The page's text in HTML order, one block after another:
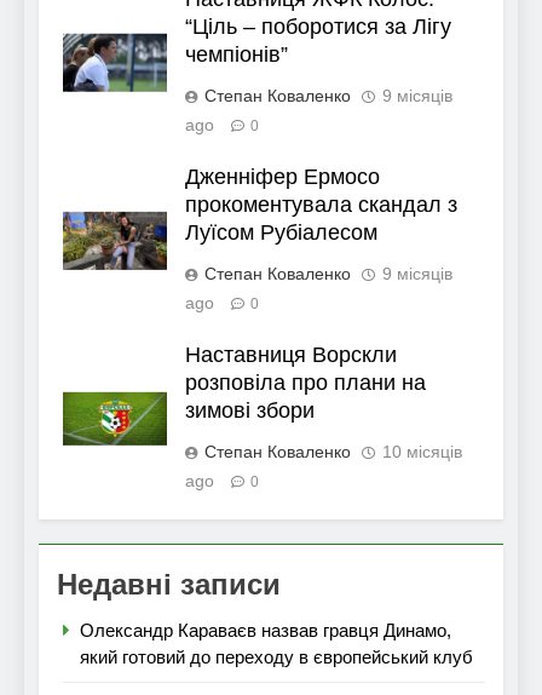
“Ціль – поборотися за Лігу
чемпіонів”
Степан Коваленко
9 місяців
ago
0
Дженніфер Ермосо
прокоментувала скандал з
Луїсом Рубіалесом
Степан Коваленко
9 місяців
ago
0
Наставниця Ворскли
розповіла про плани на
зимові збори
Степан Коваленко
10 місяців
ago
0
Недавні записи
Олександр Караваєв назвав гравця Динамо,
який готовий до переходу в європейський клуб